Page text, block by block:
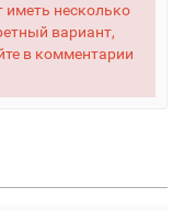
иметь несколько
вариант,
в комментарии